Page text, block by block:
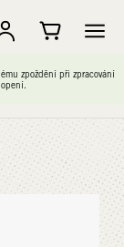
zpoždění při zpracování